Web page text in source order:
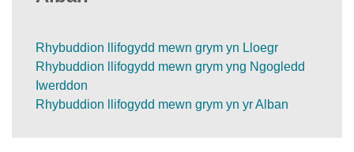
Rhybuddion llifogydd mewn grym yn Lloegr
Rhybuddion llifogydd mewn grym yng Ngogledd
Iwerddon
Rhybuddion llifogydd mewn grym yn yr Alban